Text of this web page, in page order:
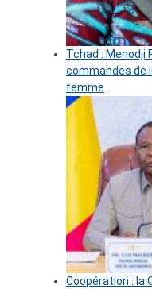
Tchad : Menodji
commandes de
femme
Coopération : la